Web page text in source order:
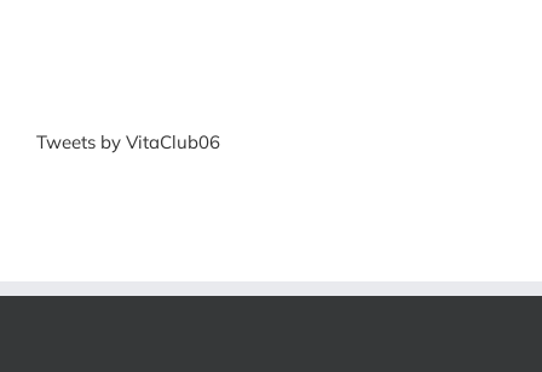
Tweets by VitaClub06